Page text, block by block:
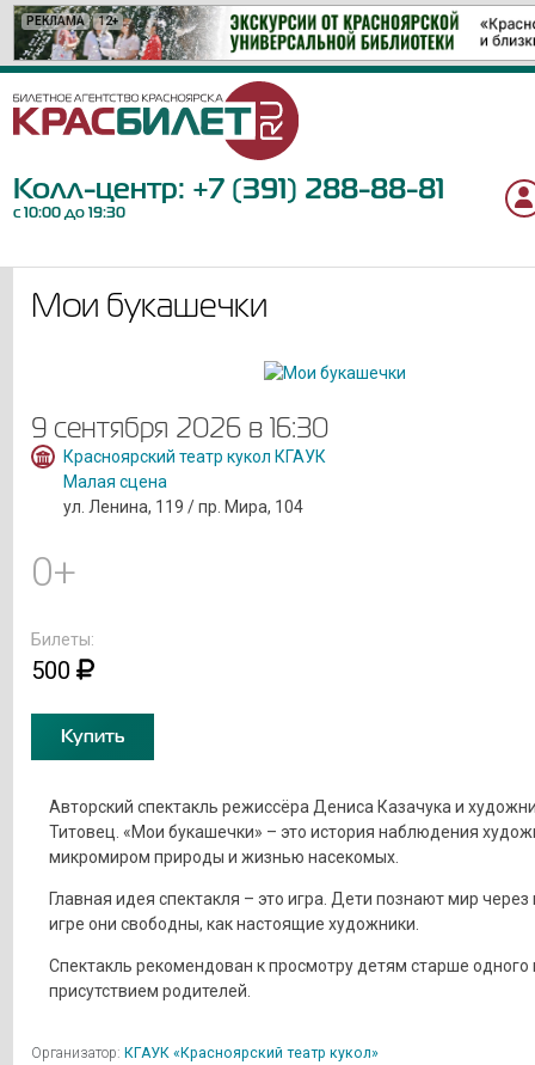
РЕКЛАМА 12+
РЕКЛАМА 12+
РЕКЛАМА 6+
РЕКЛАМА 12+
РЕКЛАМА 18+
РЕКЛАМА 12+
РЕКЛАМА 12+
РЕКЛАМА 12+
РЕКЛАМА 12+
РЕКЛАМА 16+
РЕКЛАМА 12+
РЕКЛАМА 12+
РЕКЛАМА 18+
РЕКЛАМА 6+
РЕКЛАМА 6+
РЕКЛАМА 16+
РЕКЛАМА 6+
РЕКЛАМА 6+
РЕКЛАМА 6+
РЕКЛАМА 0+
Колл-центр: +7 (391) 288-88-81
с 10:00 до 19:30
Мои букашечки
9 сентября 2026 в 16:30
Красноярский театр кукол КГАУК
Малая сцена
ул. Ленина, 119 / пр. Мира, 104
0+
Билеты:
500
Купить
Авторский спектакль режиссёра Дениса Казачука и
Титовец. «Мои букашечки» – это история наблюдения
микромиром природы и жизнью насекомых.
Главная идея спектакля – это игра. Дети познают мир через
игре они свободны, как настоящие художники.
Спектакль рекомендован к просмотру детям старше одного
присутствием родителей.
Организатор: КГАУК «Красноярский театр кукол»